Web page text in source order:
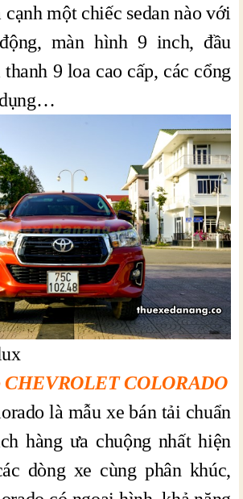
một chiếc sedan nào với
màn hình 9 inch, đầu
9 loa cao cấp, các cổng
CHEVROLET COLORADO
là mẫu xe bán tải chuẩn
hàng ưa chuộng nhất hiện
dòng xe cùng phân khúc,